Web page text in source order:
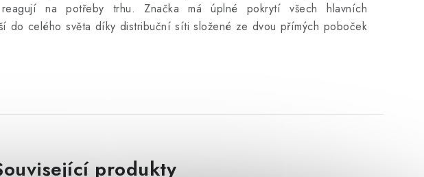
na potřeby trhu.
Značka má úplné pokrytí všech hlavních
do celého světa díky distribuční síti složené ze dvou přímých poboček
produkty